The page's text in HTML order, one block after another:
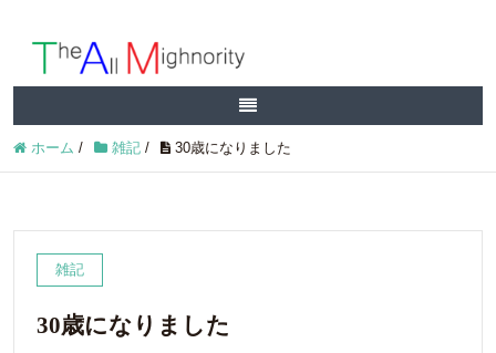
ホーム / 雑記 / 30歳になりました
雑記
30歳になりました